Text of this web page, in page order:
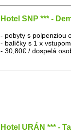
Hotel SNP *** -
- pobyty s polpenziou
- balíčky s 1 x
- 30,80€ / dospelá
Hotel URÁN *** -